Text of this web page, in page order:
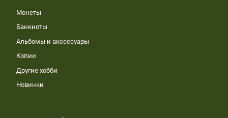
Монеты
Банкноты
Альбомы и аксессуары
Копии
Другие хобби
Новинки